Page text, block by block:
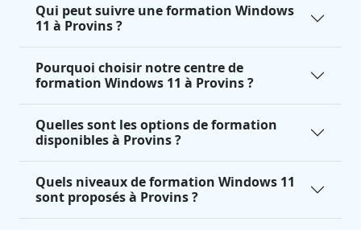
Qui peut suivre une formation Windows
11 à Provins ?
Pourquoi choisir notre centre de
formation Windows 11 à Provins ?
Quelles sont les options de formation
disponibles à Provins ?
Quels niveaux de formation Windows 11
sont proposés à Provins ?